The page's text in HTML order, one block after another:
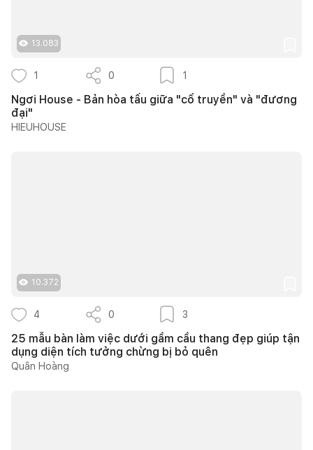
13.083
1 0 1
Ngơi House - Bản hòa tấu giữa "cổ truyền" và "đương
đại"
HIEUHOUSE
10.372
4 0 3
25 mẫu bàn làm việc dưới gầm cầu thang đẹp giúp tận
dụng diện tích tưởng chừng bị bỏ quên
Quân Hoàng